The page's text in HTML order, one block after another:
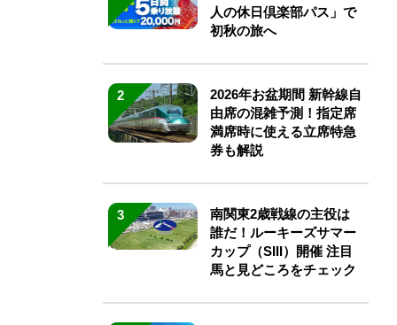
人の休日倶楽部パス」で
初秋の旅へ
2
2026年お盆期間 新幹線自
由席の混雑予測！指定席
満席時に使える立席特急
券も解説
3
南関東2歳戦線の主役は
誰だ！ルーキーズサマー
カップ（SIII）開催 注目
馬と見どころをチェック